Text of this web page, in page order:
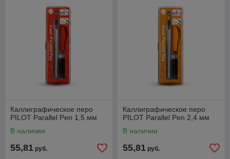
Каллиграфическое перо
PILOT Parallel Pen 1,5 мм
В наличии
55,81 руб.
Каллиграфическое перо
PILOT Parallel Pen 2,4 мм
В наличии
55,81 руб.